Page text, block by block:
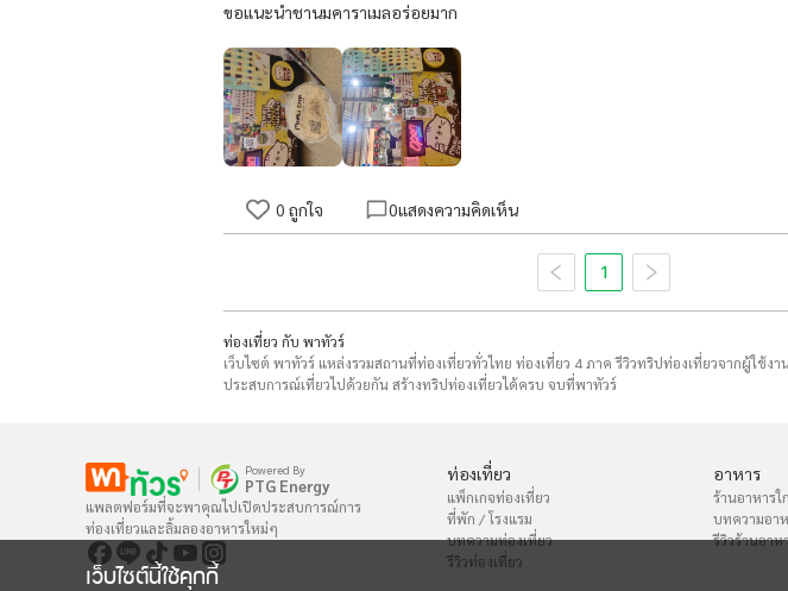
เว็บไซต์นี้ใช้คุกกี้
ขอแนะนำชานมคาราเมลอร่อยมาก
0 ถูกใจ 0แสดงความคิดเห็น
1
ท่องเที่ยว กับ พาทัวร์
เว็บไซต์ พาทัวร์ แหล่งรวมสถานที่ท่องเที่ยวทั่วไทย ท่องเที่ยว 4 ภาค รีวิวทริปท่องเที่ยวจากผู้ใช้
ประสบการณ์เที่ยวไปด้วยกัน สร้างทริปท่องเที่ยวได้ครบ จบที่พาทัวร์
Powered By
PTG Energy
แพลตฟอร์มที่จะพาคุณไปเปิดประสบการณ์การ
ท่องเที่ยวและลิ้มลองอาหารใหม่ๆ
ท่องเที่ยว
แพ็กเกจท่องเที่ยว
ที่พัก / โรงแรม
บทความท่องเที่ยว
รีวิวท่องเที่ยว
อาหาร
ร้านอาหาร
บทความอา
รีวิวร้านอาห